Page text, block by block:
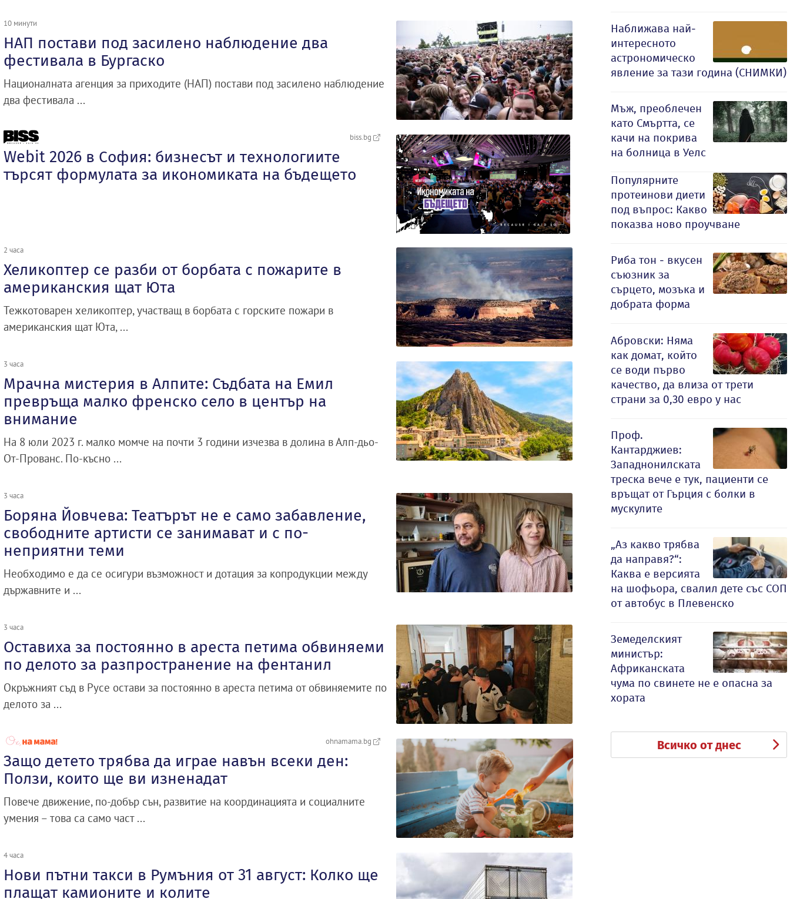
10 минути
НАП постави под засилено наблюдение два
фестивала в Бургаско
Националната агенция за приходите (НАП) постави под засилено наблюдение
два фестивала ...
biss.bg
Webit 2026 в София: бизнесът и технологиите
търсят формулата за икономиката на бъдещето
2 часа
Хеликоптер се разби от борбата с пожарите в
американския щат Юта
Тежкотоварен хеликоптер, участващ в борбата с горските пожари в
американския щат Юта, ...
3 часа
Мрачна мистерия в Алпите: Съдбата на Емил
превръща малко френско село в център на
внимание
На 8 юли 2023 г. малко момче на почти 3 години изчезва в долина в Алп-дьо-
От-Прованс. По-късно ...
3 часа
Боряна Йовчева: Театърът не е само забавление,
свободните артисти се занимават и с по-
неприятни теми
Необходимо е да се осигури възможност и дотация за копродукции между
държавните и ...
3 часа
Оставиха за постоянно в ареста петима обвиняеми
по делото за разпространение на фентанил
Окръжният съд в Русе остави за постоянно в ареста петима от обвиняемите по
делото за ...
ohnamama.bg
Защо детето трябва да играе навън всеки ден:
Ползи, които ще ви изненадат
Повече движение, по-добър сън, развитие на координацията и социалните
умения – това са само част ...
4 часа
Нови пътни такси в Румъния от 31 август: Колко ще
плащат камионите и колите
Наближава най-
интересното
астрономическо
явление за тази година (СНИМКИ)
Мъж, преоблечен
като Смъртта, се
качи на покрива
на болница в Уелс
Популярните
протеинови диети
под въпрос: Какво
показва ново проучване
Риба тон - вкусен
съюзник за
сърцето, мозъка и
добрата форма
Абровски: Няма
как домат, който
се води първо
качество, да влиза от трети
страни за 0,30 евро у нас
Проф.
Кантарджиев:
Западнонилската
треска вече е тук, пациенти се
връщат от Гърция с болки в
мускулите
„Аз какво трябва
да направя?“:
Каква е версията
на шофьора, свалил дете със СОП
от автобус в Плевенско
Земеделският
министър:
Африканската
чума по свинете не е опасна за
хората
Всичко от днес